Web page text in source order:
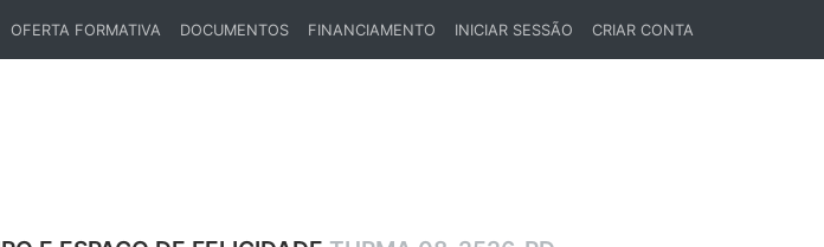
OFERTA FORMATIVA DOCUMENTOS FINANCIAMENTO INICIAR SESSÃO CRIAR CONTA